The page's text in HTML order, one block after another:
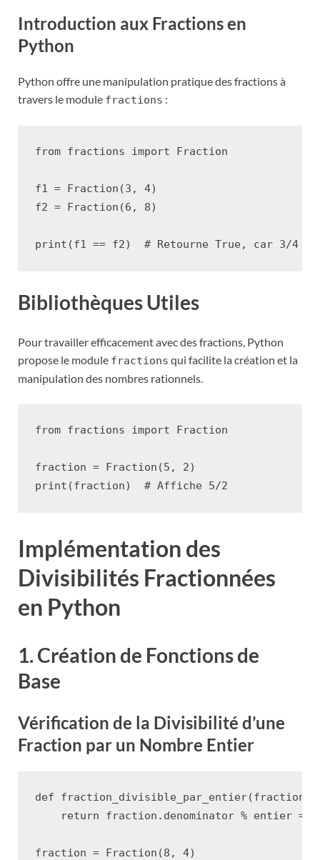
Introduction aux Fractions en
Python
Python offre une manipulation pratique des fractions à
travers le module fractions :
from fractions import Fraction
f1 = Fraction (3 , 4)
f2 = Fraction (6 , 8)
print (f1 == f2) # Retourne True, car 3/4
Bibliothèques Utiles
Pour travailler efficacement avec des fractions, Python
propose le module fractions qui facilite la création et la
manipulation des nombres rationnels.
from fractions import Fraction
fraction = Fraction (5 , 2)
print (fraction) # Affiche 5/2
Implémentation des
Divisibilités Fractionnées
en Python
1. Création de Fonctions de
Base
Vérification de la Divisibilité d’une
Fraction par un Nombre Entier
def fraction_divisible_par_entier(fraction
return
fraction . denominator % entier ==
fraction = Fraction (8 , 4)